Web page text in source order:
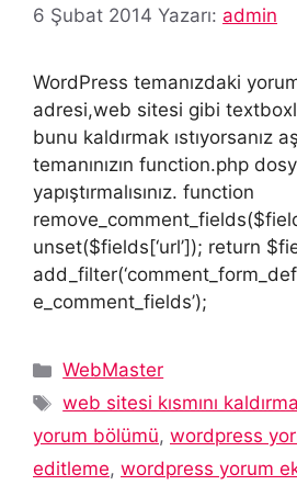
6 Şubat 2014 Yazarı: admin
WordPress temanızdaki
adresi,web sitesi gibi
bunu kaldırmak ıstıyorsanız
temanınızın function.php
yapıştırmalısınız. function
unset($fields[‘url’]); return
e_comment_fields’);
Kategoriler
WebMaster
Etiketler
web sitesi kısmını
yorum bölümü, wordpress
editleme, wordpress yorum